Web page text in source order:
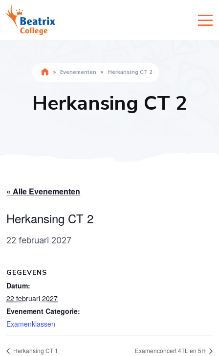
» Evenementen » Herkansing CT 2
Herkansing CT 2
« Alle Evenementen
Herkansing CT 2
22 februari 2027
GEGEVENS
Datum:
22 februari 2027
Evenement Categorie:
Examenklassen
Herkansing CT 1 Examenconcert 4TL en 5H